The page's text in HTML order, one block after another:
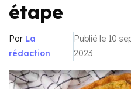
étape
Par La
rédaction
Publié le 10
2023